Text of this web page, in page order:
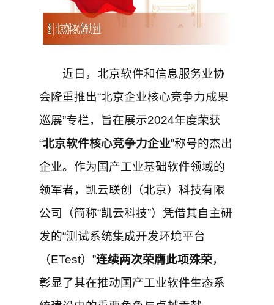
近日，北京软件和信息服务业协
会隆重推出“北京企业核心竞争力成果
巡展”专栏，旨在展示2024年度荣获
“北京软件核心竞争力企业”称号的杰出
企业。作为国产工业基础软件领域的
领军者，凯云联创（北京）科技有限
公司（简称“凯云科技”）凭借其自主研
发的“测试系统集成开发环境平台
（ETest）”连续两次荣膺此项殊荣，
彰显了其在推动国产工业软件生态系